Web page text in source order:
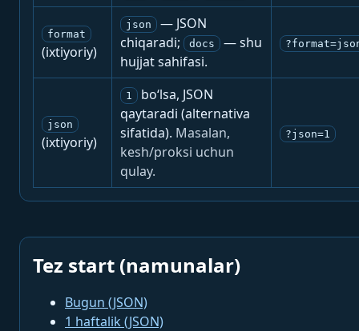
format
(ixtiyoriy)
json
— JSON
chiqaradi;
docs
— shu
hujjat sahifasi.
json
(ixtiyoriy)
1
bo‘lsa, JSON
qaytaradi (alternativa
sifatida). Masalan,
kesh/proksi uchun
qulay.
?json=1
Tez start (namunalar)
Bugun (JSON)
1 haftalik (JSON)